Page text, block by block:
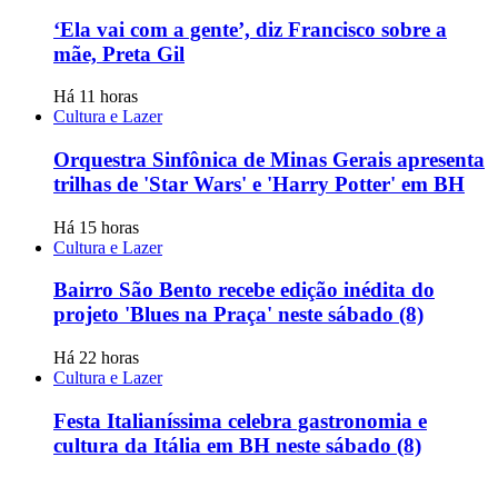
‘Ela vai com a gente’, diz Francisco sobre a
mãe, Preta Gil
Há 11 horas
Cultura e Lazer
Orquestra Sinfônica de Minas Gerais apresenta
trilhas de 'Star Wars' e 'Harry Potter' em BH
Há 15 horas
Cultura e Lazer
Bairro São Bento recebe edição inédita do
projeto 'Blues na Praça' neste sábado (8)
Há 22 horas
Cultura e Lazer
Festa Italianíssima celebra gastronomia e
cultura da Itália em BH neste sábado (8)